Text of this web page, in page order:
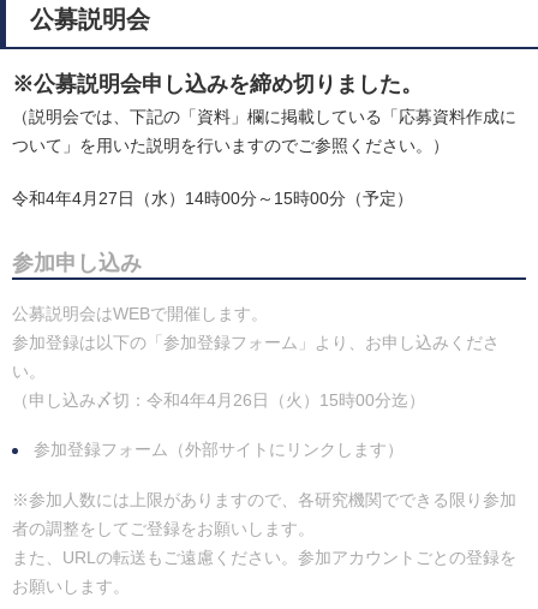
公募説明会
※公募説明会申し込みを締め切りました。
（説明会では、下記の「資料」欄に掲載している「応募資料作成に
ついて」を用いた説明を行いますのでご参照ください。）
令和4年4月27日（水）14時00分～15時00分（予定）
参加申し込み
公募説明会はWEBで開催します。
参加登録は以下の「参加登録フォーム」より、お申し込みくださ
い。
（申し込み〆切：令和4年4月26日（火）15時00分迄）
参加登録フォーム（外部サイトにリンクします）
※参加人数には上限がありますので、各研究機関でできる限り参加
者の調整をしてご登録をお願いします。
また、URLの転送もご遠慮ください。参加アカウントごとの登録を
お願いします。